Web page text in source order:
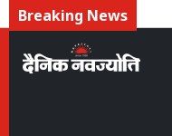
Breaking News